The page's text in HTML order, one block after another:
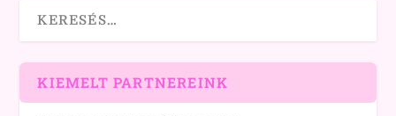
KIEMELT PARTNEREINK